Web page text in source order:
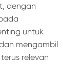
dengan
untuk
mengambil
relevan